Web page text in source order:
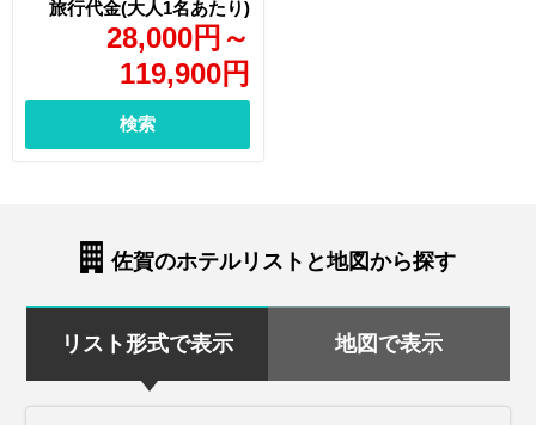
28,000円 ～
119,900円
検索
佐賀のホテルリストと地図から探す
リスト形式で表示 地図で表示